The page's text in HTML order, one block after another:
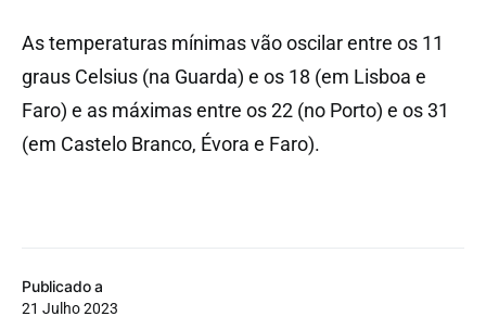
Publicado a
21 Julho 2023
As temperaturas mínimas vão oscilar entre os 11
graus Celsius (na Guarda) e os 18 (em Lisboa e
Faro) e as máximas entre os 22 (no Porto) e os 31
(em Castelo Branco, Évora e Faro).